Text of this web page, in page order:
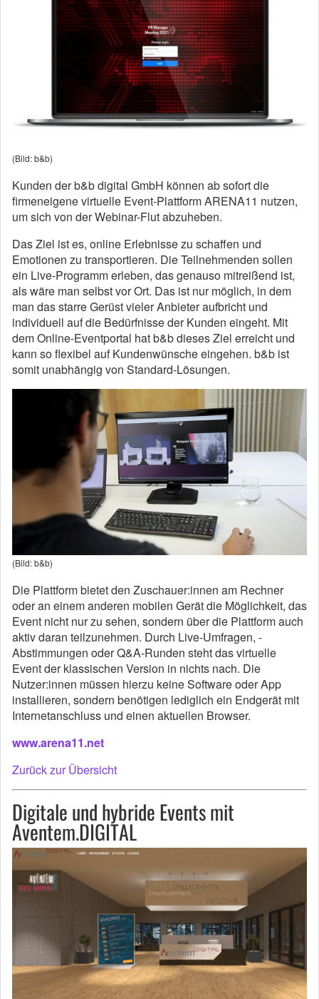
(Bild: b&b)
Kunden der b&b digital GmbH können ab sofort die
firmeneigene virtuelle Event-Plattform ARENA11 nutzen,
um sich von der Webinar-Flut abzuheben.
Das Ziel ist es, online Erlebnisse zu schaffen und
Emotionen zu transportieren. Die Teilnehmenden sollen
ein Live-Programm erleben, das genauso mitreißend ist,
als wäre man selbst vor Ort. Das ist nur möglich, in dem
man das starre Gerüst vieler Anbieter aufbricht und
individuell auf die Bedürfnisse der Kunden eingeht. Mit
dem Online-Eventportal hat b&b dieses Ziel erreicht und
kann so flexibel auf Kundenwünsche eingehen. b&b ist
somit unabhängig von Standard-Lösungen.
(Bild: b&b)
Die Plattform bietet den Zuschauer:innen am Rechner
oder an einem anderen mobilen Gerät die Möglichkeit, das
Event nicht nur zu sehen, sondern über die Plattform auch
aktiv daran teilzunehmen. Durch Live-Umfragen, -
Abstimmungen oder Q&A-Runden steht das virtuelle
Event der klassischen Version in nichts nach. Die
Nutzer:innen müssen hierzu keine Software oder App
installieren, sondern benötigen lediglich ein Endgerät mit
Internetanschluss und einen aktuellen Browser.
www.arena11.net
Zurück zur Übersicht
Digitale und hybride Events mit
Aventem.DIGITAL